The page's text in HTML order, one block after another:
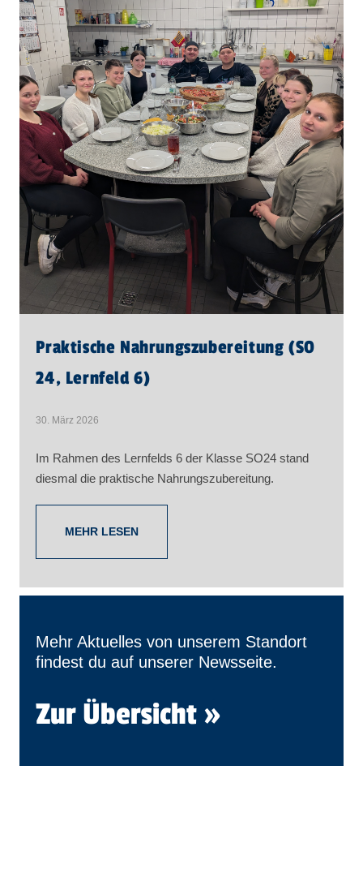
Praktische Nahrungszubereitung (SO
24, Lernfeld 6)
30. März 2026
Im Rahmen des Lernfelds 6 der Klasse SO24 stand
diesmal die praktische Nahrungszubereitung.
MEHR LESEN
Mehr Aktuelles von unserem Standort
findest du auf unserer Newsseite.
Zur Übersicht »